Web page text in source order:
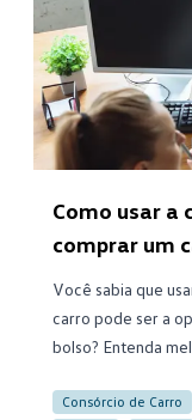
Como usar a
comprar um
Você sabia que
carro pode ser a
bolso? Entenda
Consórcio de Carro